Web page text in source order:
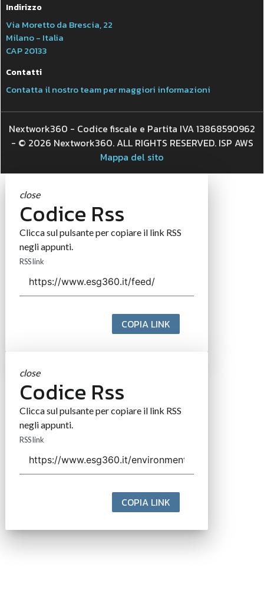
Indirizzo
Via Moretto da Brescia, 22
Milano - Italia
CAP 20133
Contatti
Contatta il nostro team per maggiori informazioni
Nextwork360 - Codice fiscale e Partita IVA 13868590962
- © 2026 Nextwork360. ALL RIGHTS RESERVED. ISP AWS
Mappa del sito
close
Codice Rss
Clicca sul pulsante per copiare il link RSS
negli appunti.
RSS link
COPIA LINK
close
Codice Rss
Clicca sul pulsante per copiare il link RSS
negli appunti.
RSS link
COPIA LINK